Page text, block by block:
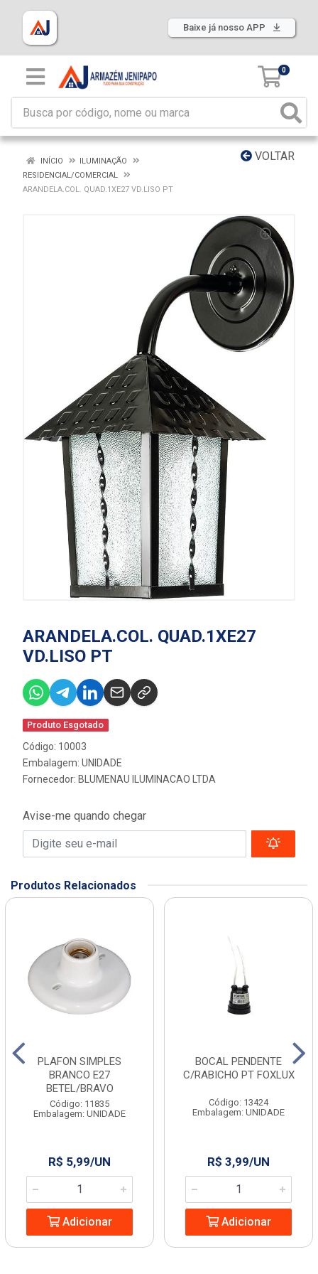
Baixe já nosso APP
0
VOLTAR
INÍCIO
ILUMINAÇÃO
RESIDENCIAL/COMERCIAL
ARANDELA.COL. QUAD.1XE27 VD.LISO PT
ARANDELA.COL. QUAD.1XE27
VD.LISO PT
Produto Esgotado
Código: 10003
Embalagem: UNIDADE
Fornecedor: BLUMENAU ILUMINACAO LTDA
Avise-me quando chegar
Produtos Relacionados
PLAFON SIMPLES
BRANCO E27
BETEL/BRAVO
Código: 11835
Embalagem: UNIDADE
R$ 5,99/UN
Adicionar
BOCAL PENDENTE
C/RABICHO PT FOXLUX
Código: 13424
Embalagem: UNIDADE
R$ 3,99/UN
Adicionar